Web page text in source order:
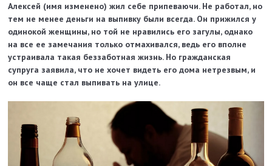
Алексей (имя изменено) жил себе припеваючи. Не работал, но
тем не менее деньги на выпивку были всегда. Он прижился у
одинокой женщины, но той не нравились его загулы, однако
на все ее замечания только отмахивался, ведь его вполне
устраивала такая беззаботная жизнь. Но гражданская
супруга заявила, что не хочет видеть его дома нетрезвым, и
он все чаще стал выпивать на улице.